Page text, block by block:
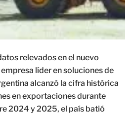
relevados en el nuevo
líder en soluciones de
alcanzó la cifra histórica
en exportaciones durante
2024 y 2025, el país batió